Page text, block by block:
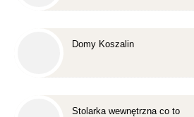
Domy Koszalin
Stolarka wewnętrzna co to